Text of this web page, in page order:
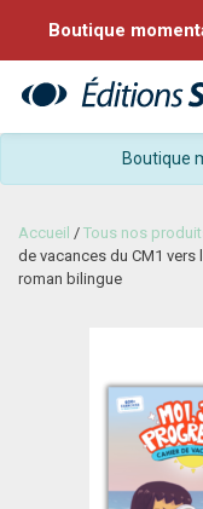
Boutique
Boutique
Accueil / Tous nos
de vacances du CM1
roman bilingue